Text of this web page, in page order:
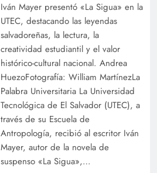
Iván Mayer presentó «La Sigua» en la
UTEC, destacando las leyendas
salvadoreñas, la lectura, la
creatividad estudiantil y el valor
histórico-cultural nacional. Andrea
HuezoFotografía: William MartínezLa
Palabra Universitaria La Universidad
Tecnológica de El Salvador (UTEC), a
través de su Escuela de
Antropología, recibió al escritor Iván
Mayer, autor de la novela de
suspenso «La Sigua»,…